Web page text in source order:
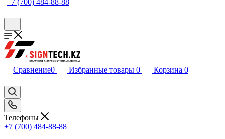
Сравнение0 Избранные товары 0 Корзина 0
Телефоны
+7 (700) 484-88-88